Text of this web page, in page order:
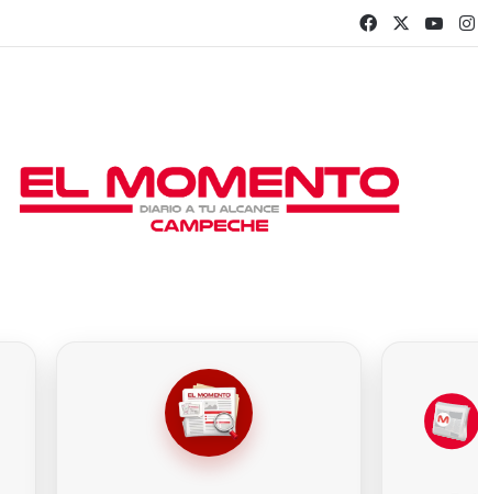
Facebook